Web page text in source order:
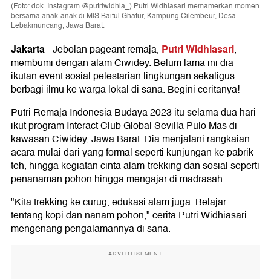
(Foto: dok. Instagram @putriwidhia_) Putri Widhiasari memamerkan momen
bersama anak-anak di MIS Baitul Ghafur, Kampung Cilembeur, Desa
Lebakmuncang, Jawa Barat.
Jakarta-Jebolan pageant remaja, Putri Widhiasari,
membumi dengan alam Ciwidey. Belum lama ini dia
ikutan event sosial pelestarian lingkungan sekaligus
berbagi ilmu ke warga lokal di sana. Begini ceritanya!
Putri Remaja Indonesia Budaya 2023 itu selama dua hari
ikut program Interact Club Global Sevilla Pulo Mas di
kawasan Ciwidey, Jawa Barat. Dia menjalani rangkaian
acara mulai dari yang formal seperti kunjungan ke pabrik
teh, hingga kegiatan cinta alam-trekking dan sosial seperti
penanaman pohon hingga mengajar di madrasah.
"Kita trekking ke curug, edukasi alam juga. Belajar
tentang kopi dan nanam pohon," cerita Putri Widhiasari
mengenang pengalamannya di sana.
ADVERTISEMENT